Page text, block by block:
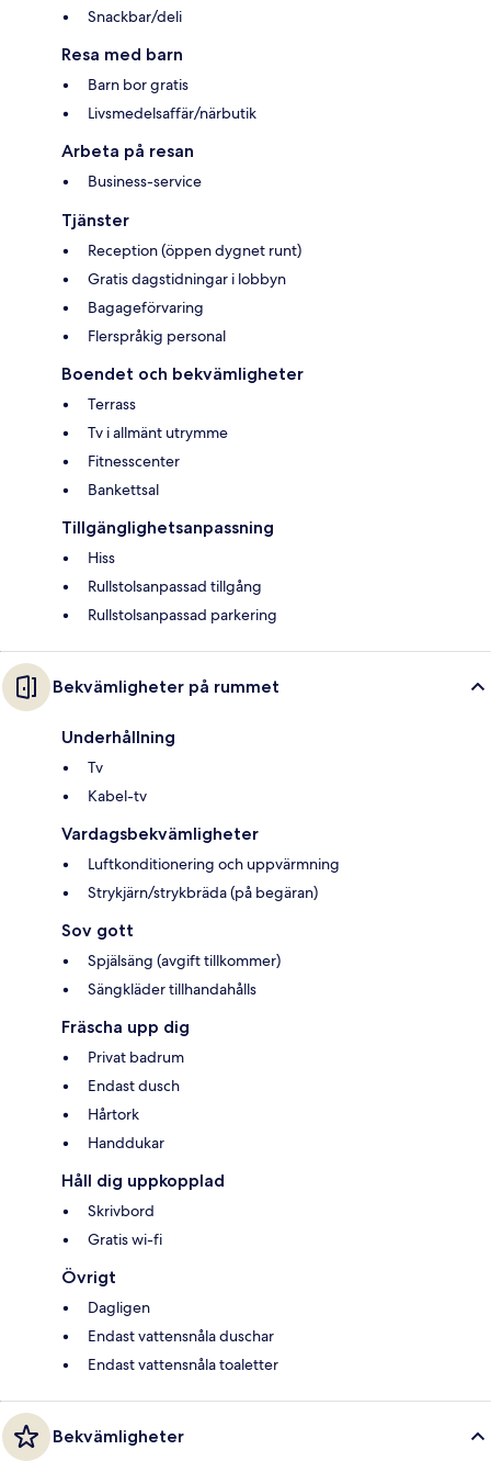
Snackbar/deli
Resa med barn
Barn bor gratis
Livsmedelsaffär/närbutik
Arbeta på resan
Business-service
Tjänster
Reception (öppen dygnet runt)
Gratis dagstidningar i lobbyn
Bagageförvaring
Flerspråkig personal
Boendet och bekvämligheter
Terrass
Tv i allmänt utrymme
Fitnesscenter
Bankettsal
Tillgänglighetsanpassning
Hiss
Rullstolsanpassad tillgång
Rullstolsanpassad parkering
Bekvämligheter på rummet
Underhållning
Tv
Kabel-tv
Vardagsbekvämligheter
Luftkonditionering och uppvärmning
Strykjärn/strykbräda (på begäran)
Sov gott
Spjälsäng (avgift tillkommer)
Sängkläder tillhandahålls
Fräscha upp dig
Privat badrum
Endast dusch
Hårtork
Handdukar
Håll dig uppkopplad
Skrivbord
Gratis wi-fi
Övrigt
Dagligen
Endast vattensnåla duschar
Endast vattensnåla toaletter
Bekvämligheter